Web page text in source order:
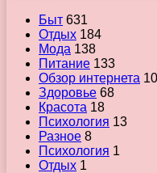
Быт 631
Отдых 184
Мода 138
Питание 133
Обзор интернета
Здоровье 68
Красота 18
Психология 13
Разное 8
Психология 1
Отдых 1